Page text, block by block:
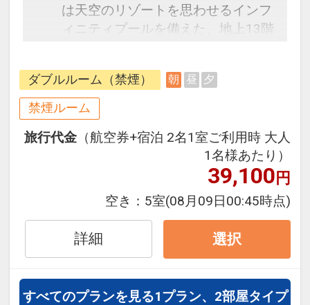
は天空のリゾートを思わせるインフ
ィニティプールを備えた、地上13階
那覇市のメインストリート「国際通
り」から徒歩30秒、ゆいレール安里
駅からも徒歩3分という絶好のロケ
ーション。ツインルームは全室バス
トイレがセパレートしており、ゆと
りの空間を確保しております。
に、ホテルオリジナルのプレミアム
バーガーなど、ホテルでのお食事を
時間 7:00１～10:00(L.O.9:30)
ダブルルーム（禁煙） 朝 昼 夕
禁煙ルーム
旅行代金 （航空券+宿泊 2名1室ご利用時 大人
1名様あたり）
39,100円
空き： 5室(08月09日00:45時点)
詳細 選択
すべてのプランを見る1プラン、2部屋タイプ